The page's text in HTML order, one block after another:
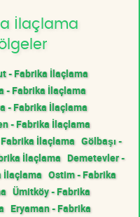
İlaçlama
- Fabrika İlaçlama
- Fabrika İlaçlama
- Fabrika İlaçlama
- Fabrika İlaçlama
İlaçlama Gölbaşı -
İlaçlama Demetevler -
İlaçlama Ostim - Fabrika
Ümitköy - Fabrika
Eryaman - Fabrika